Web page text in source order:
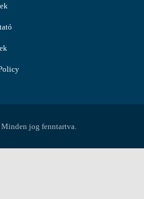
jog fenntartva.